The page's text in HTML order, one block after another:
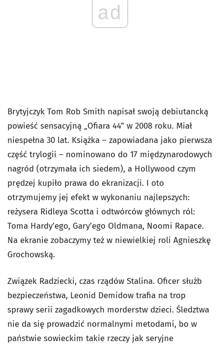
ad
Brytyjczyk Tom Rob Smith napisał swoją debiutancką
powieść sensacyjną „Ofiara 44” w 2008 roku. Miał
niespełna 30 lat. Książka – zapowiadana jako pierwsza
część trylogii – nominowano do 17 międzynarodowych
nagród (otrzymała ich siedem), a Hollywood czym
prędzej kupiło prawa do ekranizacji. I oto
otrzymujemy jej efekt w wykonaniu najlepszych:
reżysera Ridleya Scotta i odtwórców głównych ról:
Toma Hardy’ego, Gary’ego Oldmana, Noomi Rapace.
Na ekranie zobaczymy też w niewielkiej roli Agnieszkę
Grochowską.
Związek Radziecki, czas rządów Stalina. Oficer służb
bezpieczeństwa, Leonid Demidow trafia na trop
sprawy serii zagadkowych morderstw dzieci. Śledztwa
nie da się prowadzić normalnymi metodami, bo w
państwie sowieckim takie rzeczy jak seryjne